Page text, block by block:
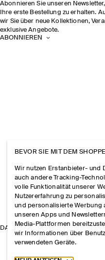
Abonnieren Sie unseren
Ihre erste Bestellung zu erhalten.
wir Sie über neue Kollektionen,
exklusive Angebote.
ABONNIEREN
DAS UNTERNEHMEN
BEVOR SIE MIT DEM
Wir nutzen Erstanbieter- und
auch andere Tracking-
volle Funktionalität unserer
Nutzererfahrung zu
und personalisierte Werbung
unseren Apps und
Media-Plattformen
wir Informationen über
verwendeten Geräte.